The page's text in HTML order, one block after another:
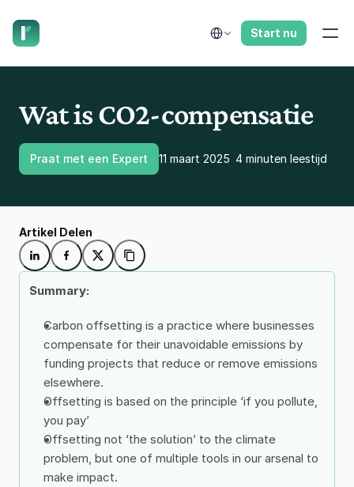
Select Language
Start nu
Wat is CO2-compensatie
Praat met een Expert 11 maart 2025 4 minuten leestijd
Summary:
Carbon offsetting is a practice where businesses
compensate for their unavoidable emissions by
funding projects that reduce or remove emissions
elsewhere.
Offsetting is based on the principle ‘if you pollute,
you pay’
Offsetting not ‘the solution’ to the climate
problem, but one of multiple tools in our arsenal to
make impact.
Artikel Delen